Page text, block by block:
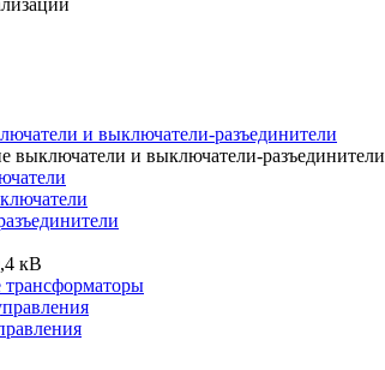
и выключатели-разъединители
выключатели и выключатели-разъединители
кВ